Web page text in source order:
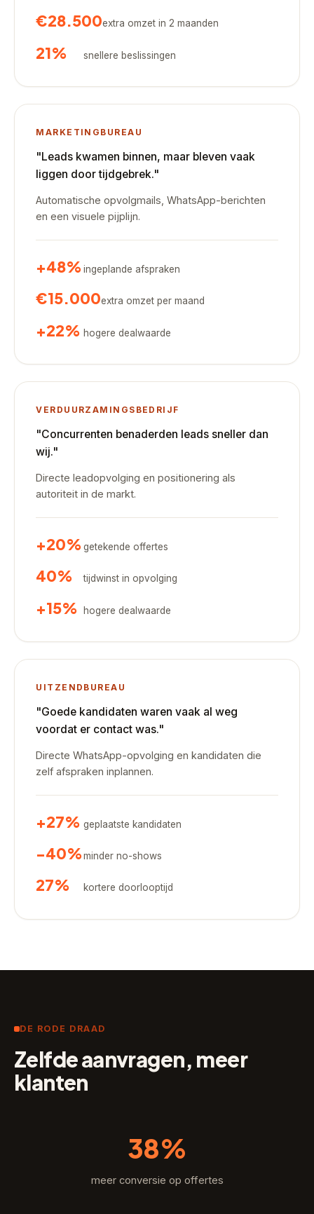
€28.500extra omzet in 2 maanden
21% snellere beslissingen
MARKETINGBUREAU
"Leads kwamen binnen, maar bleven vaak
liggen door tijdgebrek."
Automatische opvolgmails, WhatsApp-berichten
en een visuele pijplijn.
+48%ingeplande afspraken
€15.000extra omzet per maand
+22% hogere dealwaarde
VERDUURZAMINGSBEDRIJF
"Concurrenten benaderden leads sneller dan
wij."
Directe leadopvolging en positionering als
autoriteit in de markt.
+20%getekende offertes
40% tijdwinst in opvolging
+15% hogere dealwaarde
UITZENDBUREAU
"Goede kandidaten waren vaak al weg
voordat er contact was."
Directe WhatsApp-opvolging en kandidaten die
zelf afspraken inplannen.
+27% geplaatste kandidaten
-40%minder no-shows
27% kortere doorlooptijd
DE RODE DRAAD
Zelfde aanvragen, meer
klanten
38%
meer conversie op offertes